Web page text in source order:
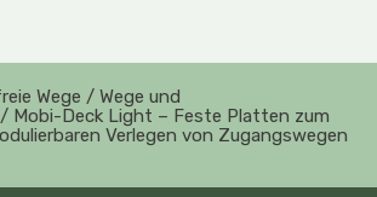
Wege / Wege und
/ Mobi-Deck Light – Feste Platten zum
Verlegen von Zugangswegen